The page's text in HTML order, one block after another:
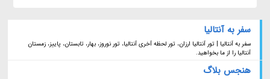
سفر به آنتالیا
سفر به آنتالیا | تور آنتالیا ارزان، تور لحظه آخری آنتالیا، تور نوروز، بهار، تابستان، پاییز، زمستان
آنتالیا را از ما بخواهید.
هنجس بلاگ